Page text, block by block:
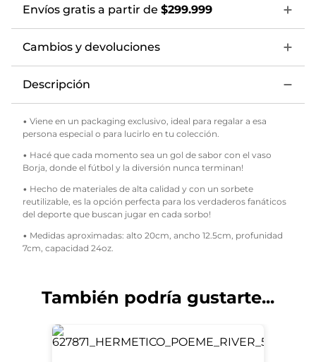
Envíos gratis a partir de $299.999
Cambios y devoluciones
Descripción
• Viene en un packaging exclusivo, ideal para regalar a esa
persona especial o para lucirlo en tu colección.
• Hacé que cada momento sea un gol de sabor con el vaso
Borja, donde el fútbol y la diversión nunca terminan!
• Hecho de materiales de alta calidad y con un sorbete
reutilizable, es la opción perfecta para los verdaderos fanáticos
del deporte que buscan jugar en cada sorbo!
• Medidas aproximadas: alto 20cm, ancho 12.5cm, profunidad
7cm, capacidad 24oz.
También podría gustarte...